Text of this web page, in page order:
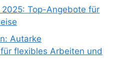
2025: Top-Angebote für
Autarke
flexibles Arbeiten und